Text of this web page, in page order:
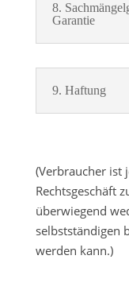
8.
Garantie
9. Haftung
(Verbraucher ist
Rechtsgeschäft
überwiegend
selbstständigen
werden kann.)